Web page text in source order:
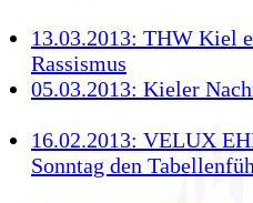
13.03.2013: THW Kiel
Rassismus
05.03.2013: Kieler
16.02.2013: VELUX
Sonntag den